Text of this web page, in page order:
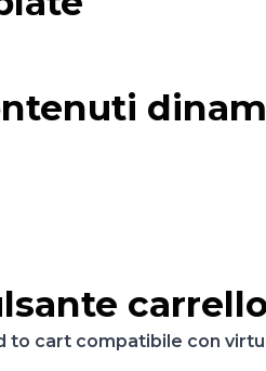
to cart compatibile con